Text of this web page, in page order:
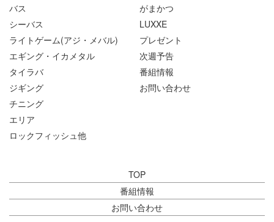
バス
シーバス
ライトゲーム(アジ・メバル)
エギング・イカメタル
タイラバ
ジギング
チニング
エリア
ロックフィッシュ他
がまかつ
LUXXE
プレゼント
次週予告
番組情報
お問い合わせ
TOP
番組情報
お問い合わせ